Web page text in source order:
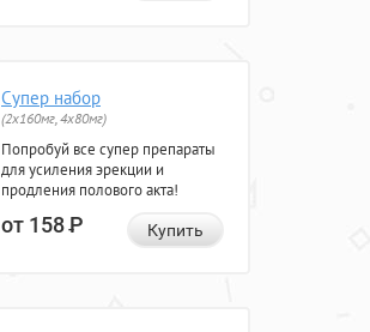
Супер набор
(2х160мг, 4х80мг)
Попробуй все супер препараты
для усиления эрекции и
продления полового акта!
от 158Р Купить